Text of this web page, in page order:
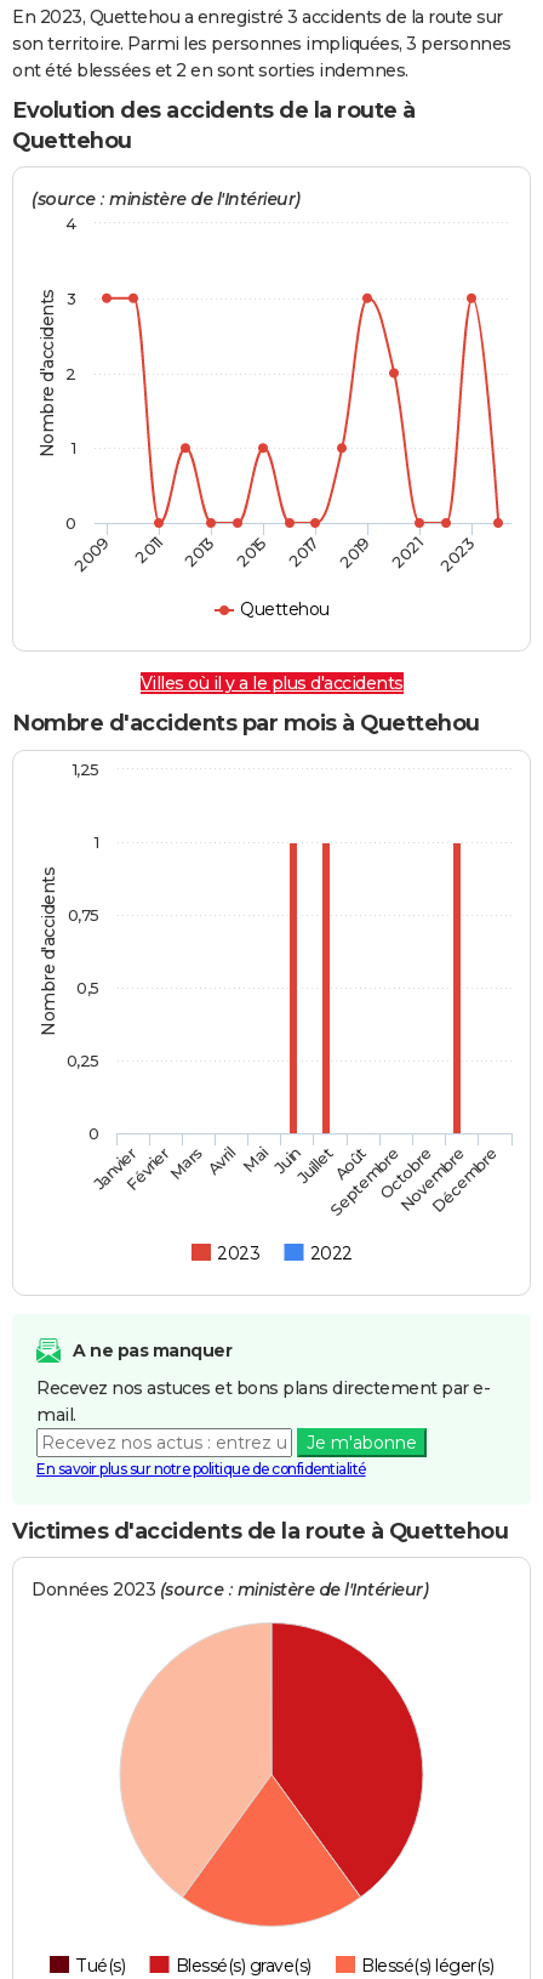
Destinations
City break
Voyage nature
Voyage de noces
Forum
Climat
+
GUIDES D'ACHAT
BONS PLANS
Carte de Noël
Carte Bonne année
Carte Saint-Valentin
Carte Pâques
Carte d'anniversaire
DICTIONNAIRE
COPAINS D'AVANT
S'inscrire
Se connecter
Lycées
Collèges
Primaires
Universités
Entreprises
Service militaire
Avis de recherche
AVIS DE DÉCÈS
FORUM
En 2023, Quettehou a enregistré 3 accidents de la route sur
son territoire. Parmi les personnes impliquées, 3 personnes
ont été blessées et 2 en sont sorties indemnes.
Evolution des accidents de la route à
Quettehou
Nombre d'accidents
(source : ministère de l'Intérieur)
Quettehou
2009 2011 2013 2015 2017 2019 2021 2023
0
1
2
3
4
Villes où il y a le plus d'accidents
Nombre d'accidents par mois à Quettehou
Nombre d'accidents
2023 2022
JanvierFévrierMars AvrilMaiJuinJuilletAoût
SeptembreOctobre
Novembre
Décembre
0
1
0,25
0,5
0,75
1,25
A ne pas manquer
Recevez nos astuces et bons plans directement par e-
mail.
Je m'abonne
En savoir plus sur notre politique de confidentialité
Victimes d'accidents de la route à Quettehou
Données 2023 (source : ministère de l'Intérieur)
Tué(s) Blessé(s) grave(s)
Blessé(s) léger(s)